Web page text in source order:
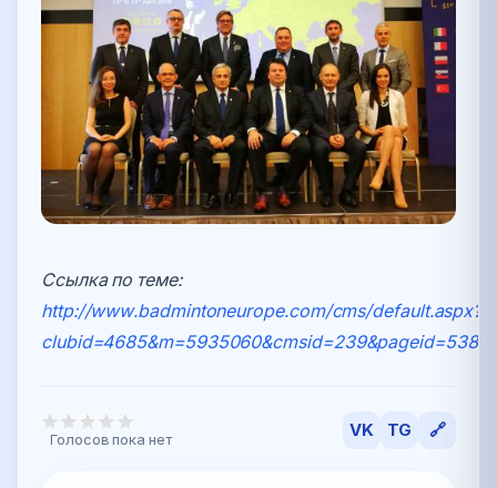
Ссылка по теме:
http://www.badmintoneurope.com/cms/default.aspx?
clubid=4685&m=5935060&cmsid=239&pageid=5381
Голосов пока нет VK TG 🔗